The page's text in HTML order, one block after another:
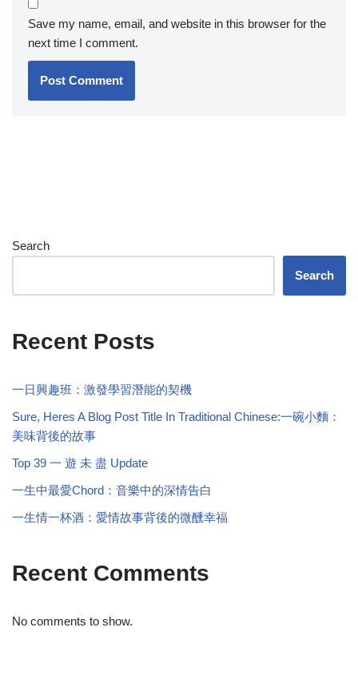
Save my name, email, and website in this browser for the
next time I comment.
Search
Search
Recent Posts
一日興趣班：激發學習潛能的契機
Sure, Heres A Blog Post Title In Traditional Chinese:一碗小麵：
美味背後的故事
Top 39 一 遊 未 盡 Update
一生中最愛Chord：音樂中的深情告白
一生情一杯酒：愛情故事背後的微醺幸福
Recent Comments
No comments to show.